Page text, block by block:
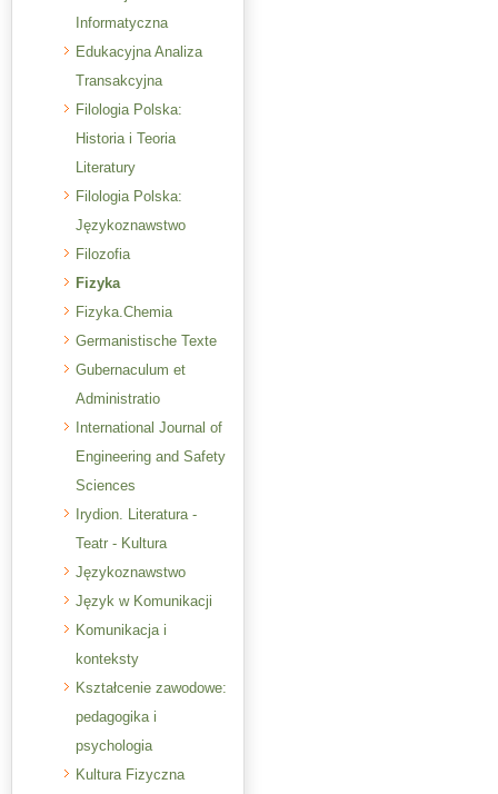
Informatyczna
Edukacyjna Analiza
Transakcyjna
Filologia Polska:
Historia i Teoria
Literatury
Filologia Polska:
Językoznawstwo
Filozofia
Fizyka
Fizyka.Chemia
Germanistische Texte
Gubernaculum et
Administratio
International Journal of
Engineering and Safety
Sciences
Irydion. Literatura -
Teatr - Kultura
Językoznawstwo
Język w Komunikacji
Komunikacja i
konteksty
Kształcenie zawodowe:
pedagogika i
psychologia
Kultura Fizyczna